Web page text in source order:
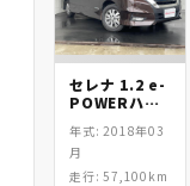
セレナ 1.2 e-
POWERハイ
V
年式: 2018年03
月
走行: 57,100km